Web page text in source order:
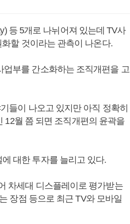
등 5개로 나뉘어져 있는데 TV사
할 것이라는 관측이 나온다.
부를 간소화하는 조직개편을 고
들이 나오고 있지만 아직 정확히
12월 쯤 되면 조직개편의 윤곽을
대한 투자를 늘리고 있다.
차세대 디스플레이로 평가받는
장점 등으로 최근 TV와 모바일